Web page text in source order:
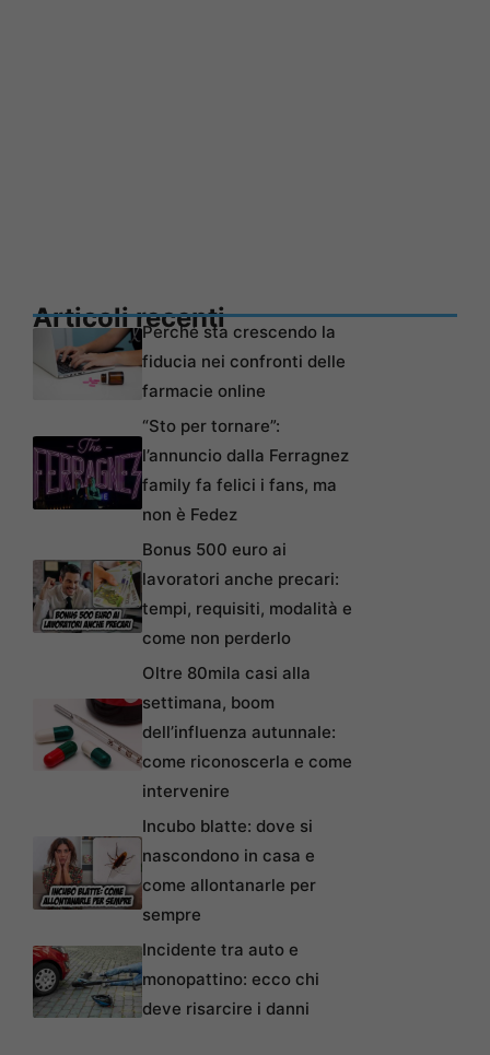
Articoli recentiPerché sta crescendo la
fiducia nei confronti delle
farmacie online
“Sto per tornare”:
l’annuncio dalla Ferragnez
family fa felici i fans, ma
non è Fedez
Bonus 500 euro ai
lavoratori anche precari:
tempi, requisiti, modalità e
come non perderlo
Oltre 80mila casi alla
settimana, boom
dell’influenza autunnale:
come riconoscerla e come
intervenire
Incubo blatte: dove si
nascondono in casa e
come allontanarle per
sempre
Incidente tra auto e
monopattino: ecco chi
deve risarcire i danni